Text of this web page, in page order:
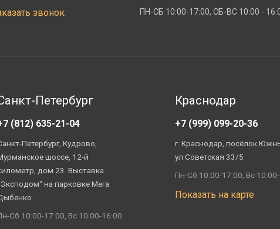
звонок ПН-СБ 10:00-17:00, СБ-ВС 10:00 -
Петербург
(812) 635-21-04
Петербург, Кудрово,
шоссе, 12-й
дом 23. Выставка
на парковке Мега
Сб 10:00-17:00, Вс 10:00-16:00
Краснодар
+7 (999) 099-20-36
г. Краснодар, посёлок
ул.Советская 33/5
Пн-Сб 10:00-17:00, Вс
Показать на карте